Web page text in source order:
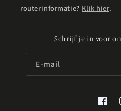
routerinformatie? Klik hier.
Schrijf je in voor
E‑mail